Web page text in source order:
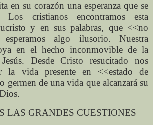
en su corazón una esperanza que se
Los cristianos encontramos esta
y en sus palabras, que <<no
algo ilusorio. Nuestra
en el hecho inconmovible de la
Desde Cristo resucitado nos
la vida presente en <<estado de
germen de una vida que alcanzará su
LAS GRANDES CUESTIONES